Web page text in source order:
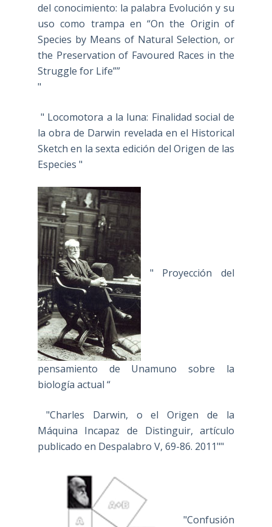
del conocimiento: la palabra Evolución y su
uso como trampa en “On the Origin of
Species by Means of Natural Selection, or
the Preservation of Favoured Races in the
Struggle for Life””
"
" Locomotora a la luna: Finalidad social de
la obra de Darwin revelada en el Historical
Sketch en la sexta edición del Origen de las
Especies "
" Proyección del
pensamiento de Unamuno sobre la
biología actual “
"Charles Darwin, o el Origen de la
Máquina Incapaz de Distinguir, artículo
publicado en Despalabro V, 69-86. 2011""
"Confusión